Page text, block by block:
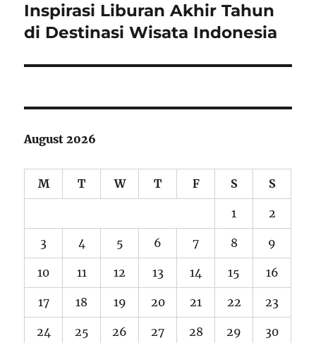
Next
post:
Inspirasi Liburan Akhir Tahun
di Destinasi Wisata Indonesia
August 2026
M T W T F S S
1 2
3 4 5 6 7 8 9
10 11 12 13 14 15 16
17 18 19 20 21 22 23
24 25 26 27 28 29 30